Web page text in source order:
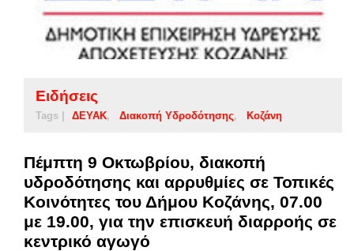
Ειδήσεις
Tags | ΔΕΥΑΚ Διακοπή Υδροδότησης Κοζάνη
Πέμπτη 9 Οκτωβρίου, διακοπή
υδροδότησης και αρρυθμίες σε Τοπικές
Κοινότητες του Δήμου Κοζάνης, 07.00
με 19.00, για την επισκευή διαρροής σε
κεντρικό αγωγό